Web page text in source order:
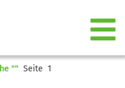
"" Seite 1